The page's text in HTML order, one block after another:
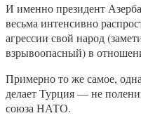
И именно президент
весьма интенсивно
агрессии свой народ
взрывоопасный) в
Примерно то же самое,
делает Турция — не
союза НАТО.